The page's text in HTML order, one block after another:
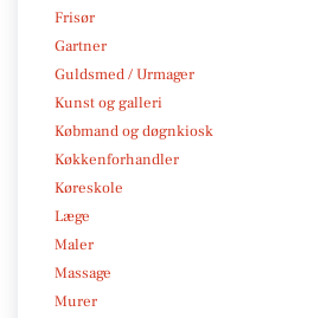
Frisør
Gartner
Guldsmed / Urmager
Kunst og galleri
Købmand og døgnkiosk
Køkkenforhandler
Køreskole
Læge
Maler
Massage
Murer